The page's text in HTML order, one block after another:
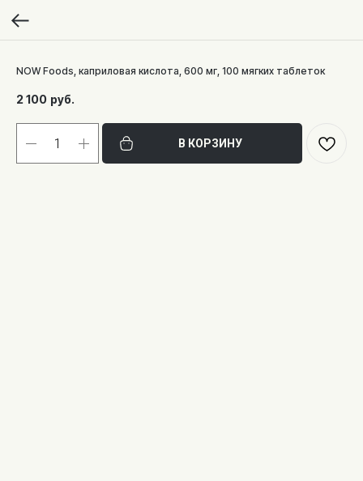
NOW Foods, каприловая кислота, 600 мг, 100 мягких таблеток
2 100 руб.
В КОРЗИНУ